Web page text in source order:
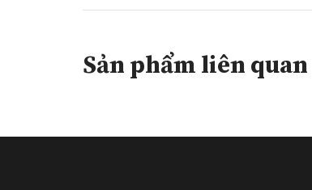
Sản phẩm liên quan